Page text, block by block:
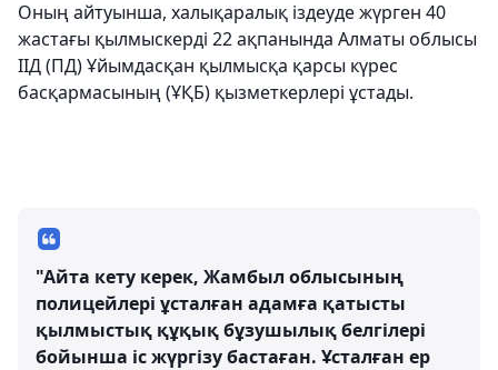
Оның айтуынша, халықаралық іздеуде жүрген 40
жастағы қылмыскерді 22 ақпанында Алматы облысы
ІІД (ПД) Ұйымдасқан қылмысқа қарсы күрес
басқармасының (ҰҚБ) қызметкерлері ұстады.
"Айта кету керек, Жамбыл облысының
полицейлері ұсталған адамға қатысты
қылмыстық құқық бұзушылық белгілері
бойынша іс жүргізу бастаған. Ұсталған ер